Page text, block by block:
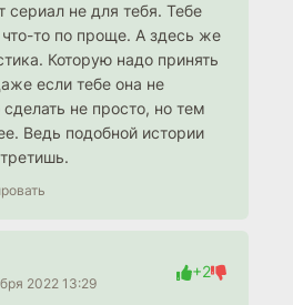
сериал не для тебя. Тебе
то по проще. А здесь же
Которую надо принять
если тебе она не
не просто, но тем
Ведь подобной истории
2022 13:29
+2